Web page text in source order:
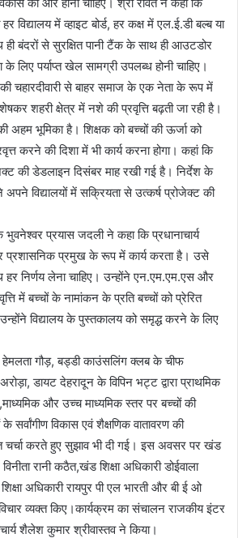
विद्यालय में व्हाइट बोर्ड, हर कक्ष में एल.ई.डी बल्ब या
बंदरों से सुरक्षित पानी टैंक के साथ ही आउटडोर
लिए पर्याप्त खेल सामग्री उपलब्ध होनी चाहिए।
की चहारदीवारी से बाहर समाज के एक नेता के रूप में
शहरी क्षेत्र में नशे की प्रवृत्ति बढ़ती जा रही है।
अहम भूमिका है। शिक्षक को बच्चों की ऊर्जा को
करने की दिशा में भी कार्य करना होगा। कहां कि
की डेडलाइन दिसंबर माह रखी गई है। निर्देश के
विद्यालयों में सक्रियता से उत्कर्ष प्रोजेक्ट की
भुवनेश्वर प्रयास जदली ने कहा कि प्रधानाचार्य
प्रशासनिक प्रमुख के रूप में कार्य करता है। उसे
हर निर्णय लेना चाहिए। उन्होंने एन.एम.एम.एस और
में बच्चों के नामांकन के प्रति बच्चों को प्रेरित
विद्यालय के पुस्तकालय को समृद्ध करने के लिए
हेमलता गौड़, बड्डी काउंसलिंग क्लब के चीफ
डायट देहरादून के विपिन भट्ट द्वारा प्राथमिक
और उच्च माध्यमिक स्तर पर बच्चों की
सर्वांगीण विकास एवं शैक्षणिक वातावरण की
चर्चा करते हुए सुझाव भी दी गई। इस अवसर पर खंड
रानी कठैत,खंड शिक्षा अधिकारी डोईवाला
अधिकारी रायपुर पी एल भारती और बी ई ओ
व्यक्त किए।कार्यक्रम का संचालन राजकीय इंटर
शैलेश कुमार श्रीवास्तव ने किया।